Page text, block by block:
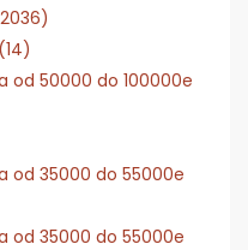
50000 do 100000e
od 35000 do 55000e
od 35000 do 55000e